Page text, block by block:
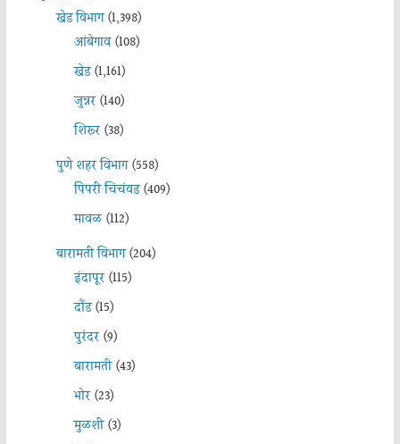
खेड विभाग(1,398)
आंबेगाव(108)
खेड(1,161)
जुन्नर(140)
शिरूर(38)
पुणे शहर विभाग(558)
पिंपरी चिचंवड(409)
मावळ(112)
बारामती विभाग(204)
इंदापूर(115)
दौंड(15)
पुरंदर(9)
बारामती(43)
भोर(23)
मुळशी(3)